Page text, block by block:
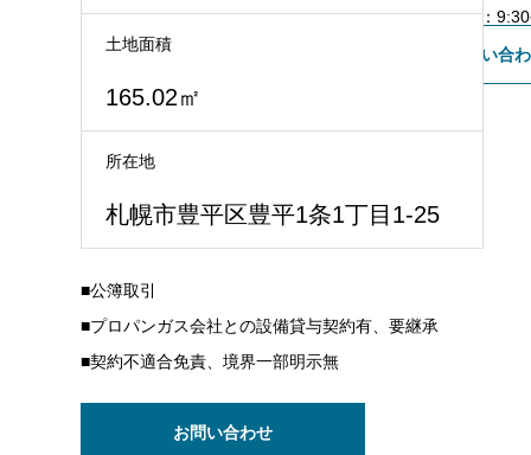
不動産会社様専用登録
営業時間：
お問い合
土地面積
165.02㎡
所在地
札幌市豊平区豊平1条1丁目1‐25
■公簿取引
■プロパンガス会社との設備貸与契約有、要継承
■契約不適合免責、境界一部明示無
お問い合わせ